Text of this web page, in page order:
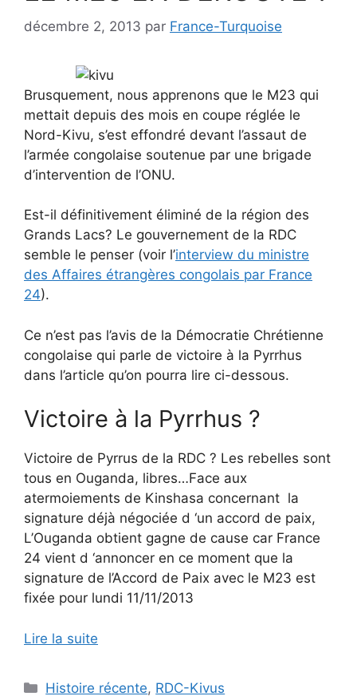
décembre 2, 2013 par France-Turquoise
Brusquement, nous apprenons que le M23 qui
mettait depuis des mois en coupe réglée le
Nord-Kivu, s’est effondré devant l’assaut de
l’armée congolaise soutenue par une brigade
d’intervention de l’ONU.
Est-il définitivement éliminé de la région des
Grands Lacs? Le gouvernement de la RDC
semble le penser (voir l’interview du ministre
des Affaires étrangères congolais par France
24).
Ce n’est pas l’avis de la Démocratie Chrétienne
congolaise qui parle de victoire à la Pyrrhus
dans l’article qu’on pourra lire ci-dessous.
Victoire à la Pyrrhus ?
Victoire de Pyrrus de la RDC ? Les rebelles sont
tous en Ouganda, libres…Face aux
atermoiements de Kinshasa concernant la
signature déjà négociée d ‘un accord de paix,
L’Ouganda obtient gagne de cause car France
24 vient d ‘annoncer en ce moment que la
signature de l’Accord de Paix avec le M23 est
fixée pour lundi 11/11/2013
Lire la suite
Catégories
Histoire récente, RDC-Kivus